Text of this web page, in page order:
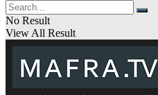
No Result
View All Result